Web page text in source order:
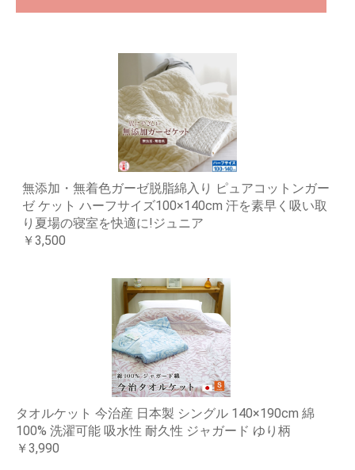
無添加・無着色ガーゼ脱脂綿入り ピュアコットンガー
ゼ ケット ハーフサイズ100×140cm 汗を素早く吸い取
り夏場の寝室を快適に!ジュニア
￥3,500
タオルケット 今治産 日本製 シングル 140×190cm 綿
100% 洗濯可能 吸水性 耐久性 ジャガード ゆり柄
￥3,990